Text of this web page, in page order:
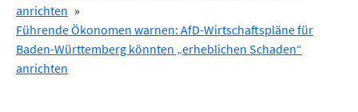
anrichten »
Führende Ökonomen warnen: AfD-Wirtschaftspläne für
Baden-Württemberg könnten „erheblichen Schaden“
anrichten